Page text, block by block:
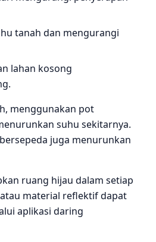
tanah dan mengurangi
lahan kosong
menggunakan pot
suhu sekitarnya.
juga menurunkan
ruang hijau dalam setiap
material reflektif dapat
aplikasi daring